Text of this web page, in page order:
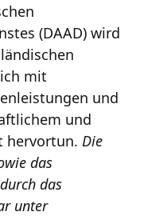
(DAAD) wird
mit
und
und
hervortun. Die
das
das
unter